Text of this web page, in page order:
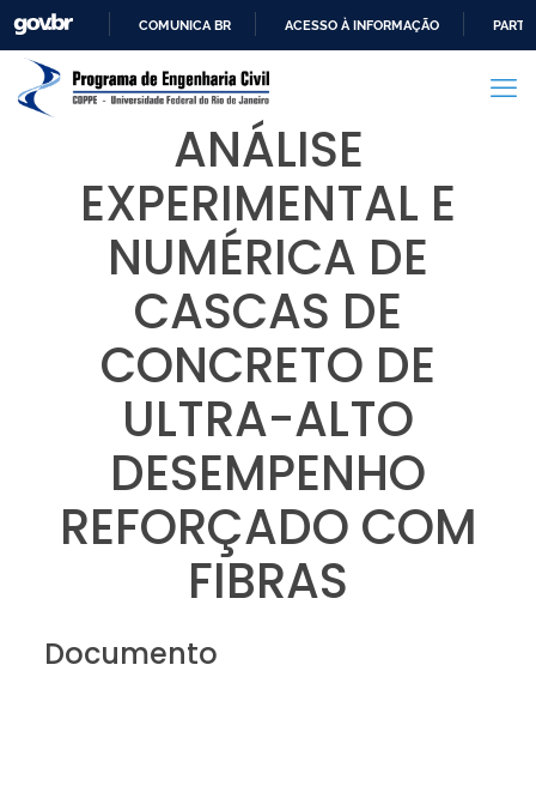
PARA
CONTEÚDO
COMUNICA BR ACESSO À INFORMAÇÃO
ANÁLISE
EXPERIMENTAL E
NUMÉRICA DE
CASCAS DE
CONCRETO DE
ULTRA-ALTO
DESEMPENHO
REFORÇADO COM
FIBRAS
Documento